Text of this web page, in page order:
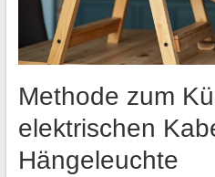
Methode zum
elektrischen
Hängeleuchte